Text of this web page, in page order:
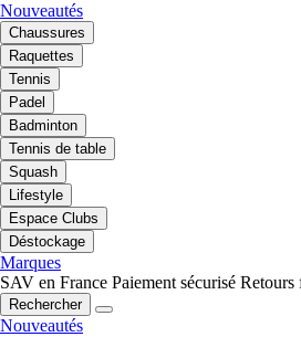
Nouveautés
Chaussures
Raquettes
Tennis
Padel
Badminton
Tennis de table
Squash
Lifestyle
Espace Clubs
Déstockage
Marques
SAV en France Paiement sécurisé Retours
Rechercher
Nouveautés